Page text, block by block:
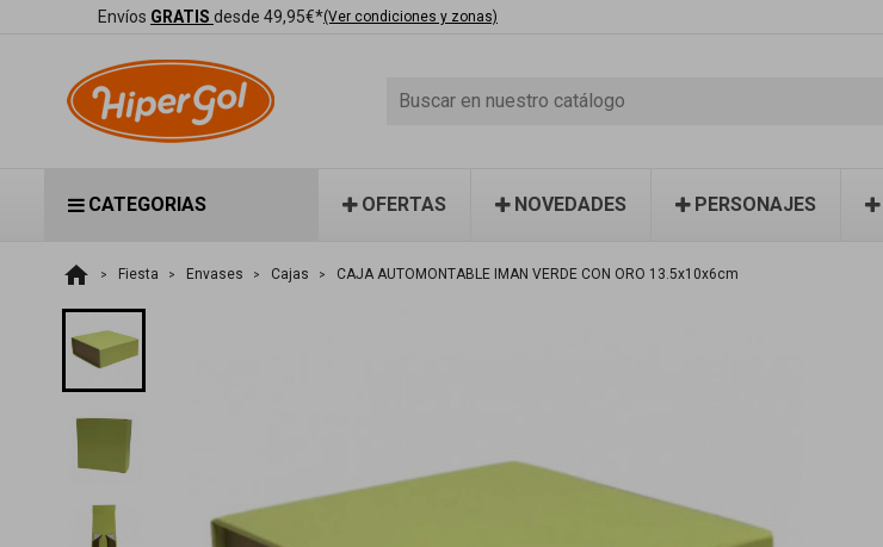
Envíos GRATIS desde 49,95€*(Ver condiciones y zonas)
CATEGORIAS OFERTAS NOVEDADES PERSONAJES
home Fiesta Envases Cajas CAJA AUTOMONTABLE IMAN VERDE CON ORO 13.5x10x6cm